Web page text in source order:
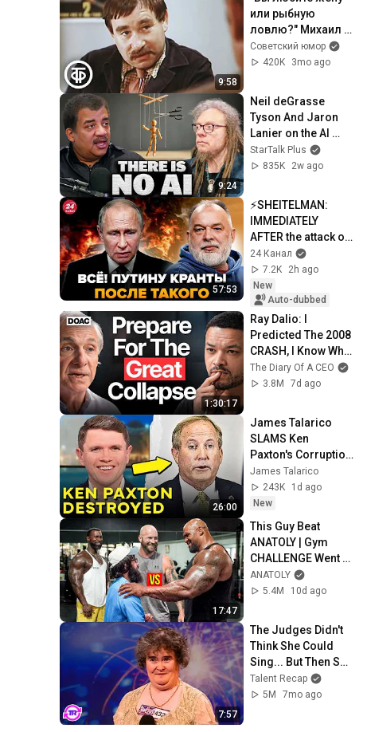
9:58
или рыбную
ловлю?" Михаил
Светин в комедии
"Поездка через
Советский юмор
420K
3mo ago
9:24
Neil deGrasse
Tyson And Jaron
Lanier on the AI
Illusion
StarTalk Plus
835K
2w ago
57:53
⚡️SHEITELMAN:
IMMEDIATELY
AFTER the attack on
Kyiv. Putin's
HORRIFIC decision
REVEALED.
24 Канал
7.2K
2h ago
New
Auto-dubbed
1:30:17
Ray Dalio: I
Predicted The 2008
CRASH, I Know What
Comes Next!
The Diary Of A CEO
3.8M
7d ago
26:00
James Talarico
SLAMS Ken
Paxton's Corruption
LIVE ON AIR
James Talarico
243K
1d ago
New
17:47
This Guy Beat
ANATOLY | Gym
CHALLENGE Went
Wrong
ANATOLY
5.4M
10d ago
7:57
The Judges Didn't
Think She Could
Sing... But Then She
Opened Her Mouth!
Talent Recap
5M
7mo ago